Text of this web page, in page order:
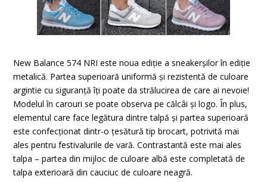
New Balance 574 NRI este noua ediție a sneakerșilor în ediție
metalică. Partea superioară uniformă și rezistentă de culoare
argintie cu siguranță îți poate da strălucirea de care ai nevoie!
Modelul în carouri se poate observa pe călcâi și logo. În plus,
elementul care face legătura dintre talpă și partea superioară
este confecționat dintr-o țesătură tip brocart, potrivită mai
ales pentru festivalurile de vară. Contrastantă este mai ales
talpa – partea din mijloc de culoare albă este completată de
talpa exterioară din cauciuc de culoare neagră.